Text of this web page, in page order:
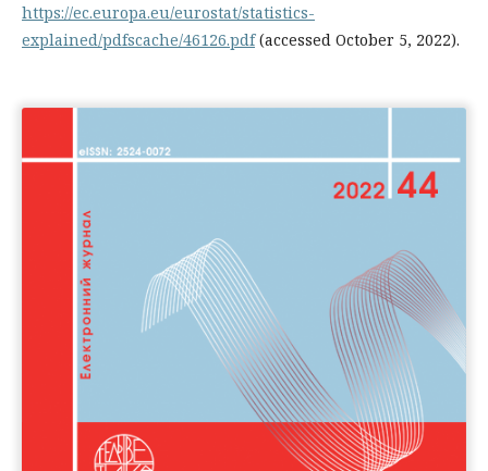
https://ec.europa.eu/eurostat/statistics-
explained/pdfscache/46126.pdf(accessed October 5, 2022).